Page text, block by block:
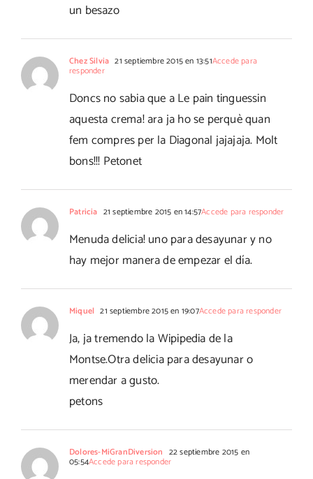
un besazo
Chez Silvia 21 septiembre 2015 en 13:51Accede para
responder
Doncs no sabia que a Le pain tinguessin
aquesta crema! ara ja ho se perquè quan
fem compres per la Diagonal jajajaja. Molt
bons!!! Petonet
Patricia 21 septiembre 2015 en 14:57Accede para responder
Menuda delicia! uno para desayunar y no
hay mejor manera de empezar el día.
Miquel 21 septiembre 2015 en 19:07Accede para responder
Ja, ja tremendo la Wipipedia de la
Montse.Otra delicia para desayunar o
merendar a gusto.
petons
Dolores-MiGranDiversion 22 septiembre 2015 en
05:54Accede para responder